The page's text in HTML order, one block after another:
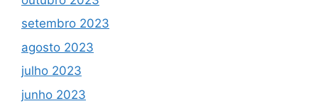
setembro 2023
agosto 2023
julho 2023
junho 2023